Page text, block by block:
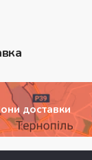
доставки